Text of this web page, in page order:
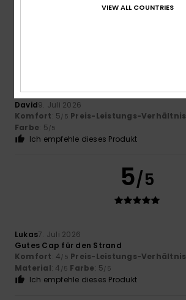
Ich empfehle dieses Produkt
David9. Juli 2026
Komfort: 5/5 Preis-Leistungs-Verhältnis
Farbe: 5/5
Ich empfehle dieses Produkt
5/5
Lukas7. Juli 2026
Gutes Cap für den Strand
Komfort: 4/5 Preis-Leistungs-Verhältnis
Material: 4 /5 Farbe: 5/5
Ich empfehle dieses Produkt
VIEW ALL COUNTRIES